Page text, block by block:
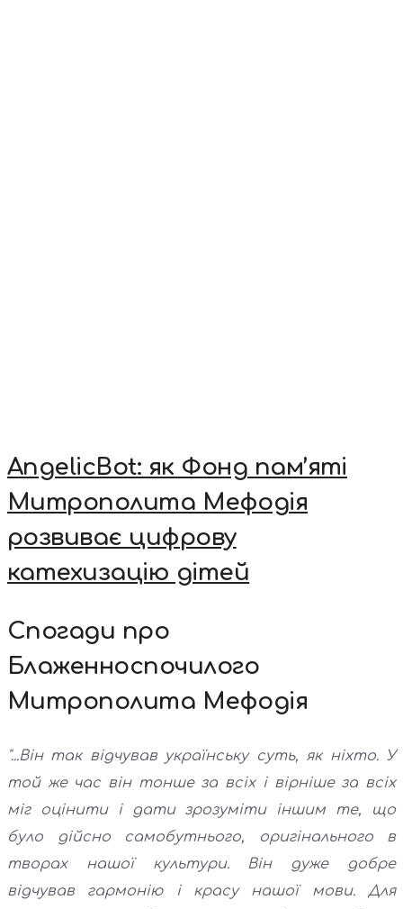
AngelicBot: як Фонд пам’яті
Митрополита Мефодія
розвиває цифрову
катехизацію дітей
Спогади про
Блаженноспочилого
Митрополита Мефодія
"...Він так відчував українську суть, як ніхто. У
той же час він тонше за всіх і вірніше за всіх
міг оцінити і дати зрозуміти іншим те, що
було дійсно самобутнього, оригінального в
творах нашої культури. Він дуже добре
відчував гармонію і красу нашої мови. Для